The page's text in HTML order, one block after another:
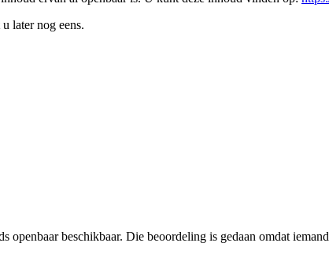
later nog eens.
openbaar beschikbaar. Die beoordeling is gedaan omdat